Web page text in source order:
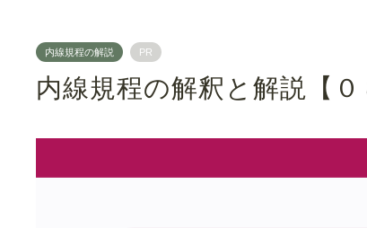
内線規程の解説 PR
内線規程の解釈と解説【